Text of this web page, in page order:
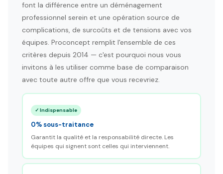
font la différence entre un déménagement
professionnel serein et une opération source de
complications, de surcoûts et de tensions avec vos
équipes. Proconcept remplit l'ensemble de ces
critères depuis 2014 — c'est pourquoi nous vous
invitons à les utiliser comme base de comparaison
avec toute autre offre que vous recevriez.
✓ Indispensable
0% sous-traitance
Garantit la qualité et la responsabilité directe. Les
équipes qui signent sont celles qui interviennent.